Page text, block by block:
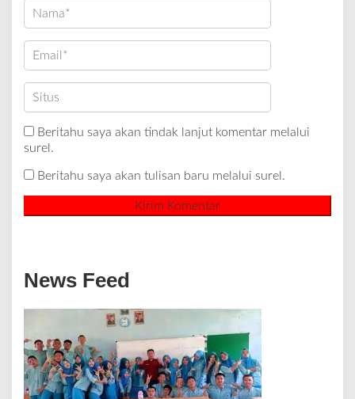
Beritahu saya akan tindak lanjut komentar melalui
surel.
Beritahu saya akan tulisan baru melalui surel.
News Feed